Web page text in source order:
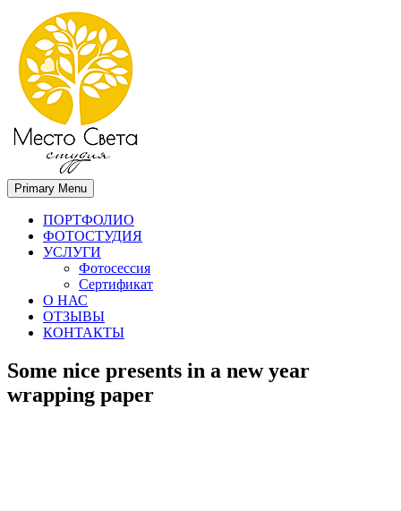
Место света. Свадебный фотограф в Орле Апальков Вячеслав
Свадебный фотограф в Орле
Primary Menu
ПОРТФОЛИО
ФОТОСТУДИЯ
УСЛУГИ
Фотосессия
Сертификат
О НАС
ОТЗЫВЫ
КОНТАКТЫ
Some nice presents in a new year
wrapping paper